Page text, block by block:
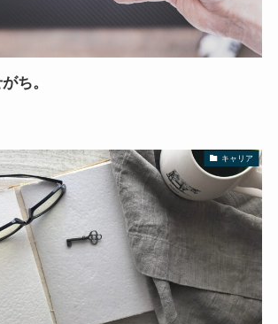
ち。
キャリア